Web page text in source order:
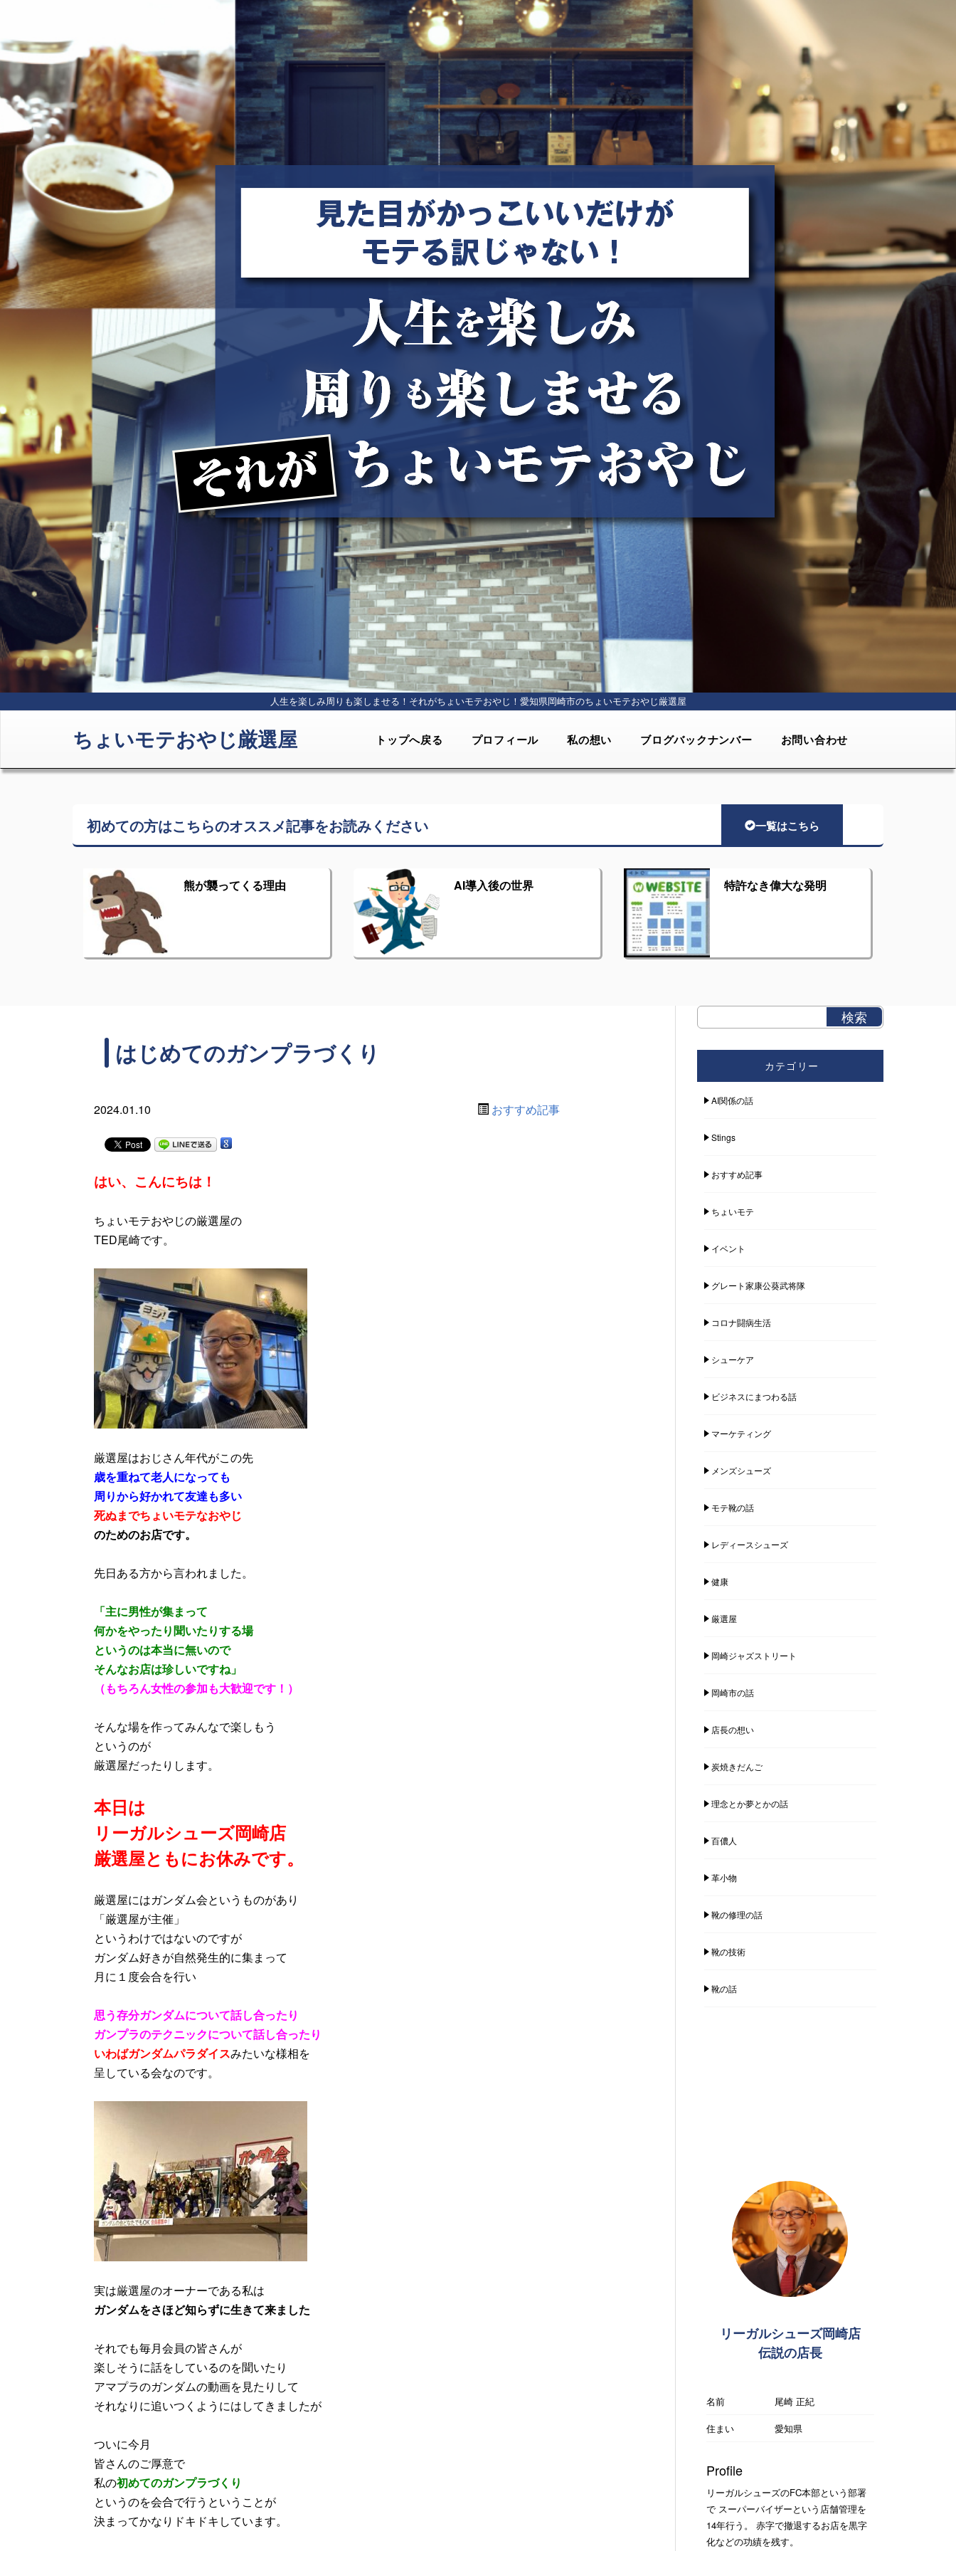
人生を楽しみ周りも楽しませる！それがちょいモテおやじ！ 愛知県岡崎市のちょいモテおやじ厳選屋
ちょいモテおやじ厳選屋 トップへ戻る プロフィール 私の想い ブログバックナンバー お問い合わせ
初めての方はこちらのオススメ記事をお読みください 一覧はこちら
熊が襲ってくる理由 AI導入後の世界 特許なき偉大な発明
はじめてのガンプラづくり
2024.01.10 おすすめ記事
はい、こんにちは ！
ちょいモテおやじの厳選屋の
TED尾崎です。
厳選屋はおじさん年代がこの先
歳を重ねて老人になっても
周りから好かれて友達も多い
死ぬまでちょいモテなおやじ
のためのお店です。
先日ある方から言われました。
「主に男性が集まって
何かをやったり聞いたりする場
というのは本当に無いので
そんなお店は珍しいですね」
（もちろん女性の参加も大歓迎です！）
そんな場を作ってみんなで楽しもう
というのが
厳選屋だったりします。
本日は
リーガルシューズ岡崎店
厳選屋ともにお休みです。
厳選屋にはガンダム会というものがあり
「厳選屋が主催」
というわけではないのですが
ガンダム好きが自然発生的に集まって
月に１度会合を行い
思う存分ガンダムについて話し合ったり
ガンプラのテクニックについて話し合ったり
いわばガンダムパラダイスみたいな様相を
呈している会なのです。
実は厳選屋のオーナーである私は
ガンダムをさほど知らずに生きて来ました
それでも毎月会員の皆さんが
楽しそうに話をしているのを聞いたり
アマプラのガンダムの動画を見たりして
それなりに追いつくようにはしてきましたが
ついに今月
皆さんのご厚意で
私の初めてのガンプラづくり
というのを会合で行うということが
決まってかなりドキドキしています。
カテゴリー
AI関係の話
Stings
おすすめ記事
ちょいモテ
イベント
グレート家康公葵武将隊
コロナ闘病生活
シューケア
ビジネスにまつわる話
マーケティング
メンズシューズ
モテ靴の話
レディースシューズ
健康
厳選屋
岡崎ジャズストリート
岡崎市の話
店長の想い
炭焼きだんご
理念とか夢とかの話
百儂人
革小物
靴の修理の話
靴の技術
靴の話
リーガルシューズ岡崎店
伝説の店長
名前
尾崎 正紀
住まい
愛知県
Profile
リーガルシューズのFC本部という部署
で スーパーバイザーという店舗管理を
14年行う。 赤字で撤退するお店を黒字
化などの功績を残す。